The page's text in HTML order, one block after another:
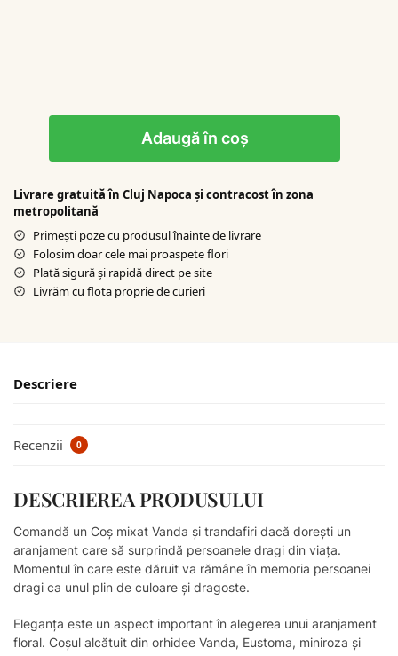
Adaugă în coș
Livrare gratuită în Cluj Napoca şi contracost în zona
metropolitană
Primești poze cu produsul înainte de livrare
Folosim doar cele mai proaspete flori
Plată sigură şi rapidă direct pe site
Livrăm cu flota proprie de curieri
Descriere
Recenzii 0
DESCRIEREA PRODUSULUI
Comandă un Coș mixat Vanda și trandafiri dacă dorești un
aranjament care să surprindă persoanele dragi din viața.
Momentul în care este dăruit va rămâne în memoria persoanei
dragi ca unul plin de culoare și dragoste.
Eleganța este un aspect important în alegerea unui aranjament
floral. Coșul alcătuit din orhidee Vanda, Eustoma, miniroza și